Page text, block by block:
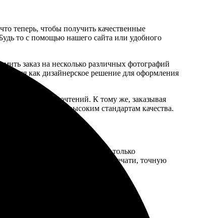
теперь, чтобы получить качественные
то с помощью нашего сайта или удобного
заказ на несколько различных фотографий
как дизайнерское решение для оформления
от своих предпочтений. К тому же, заказывая
самым высоким стандартам качества.
качество. Мы используем только
превосходное качество печати, точную